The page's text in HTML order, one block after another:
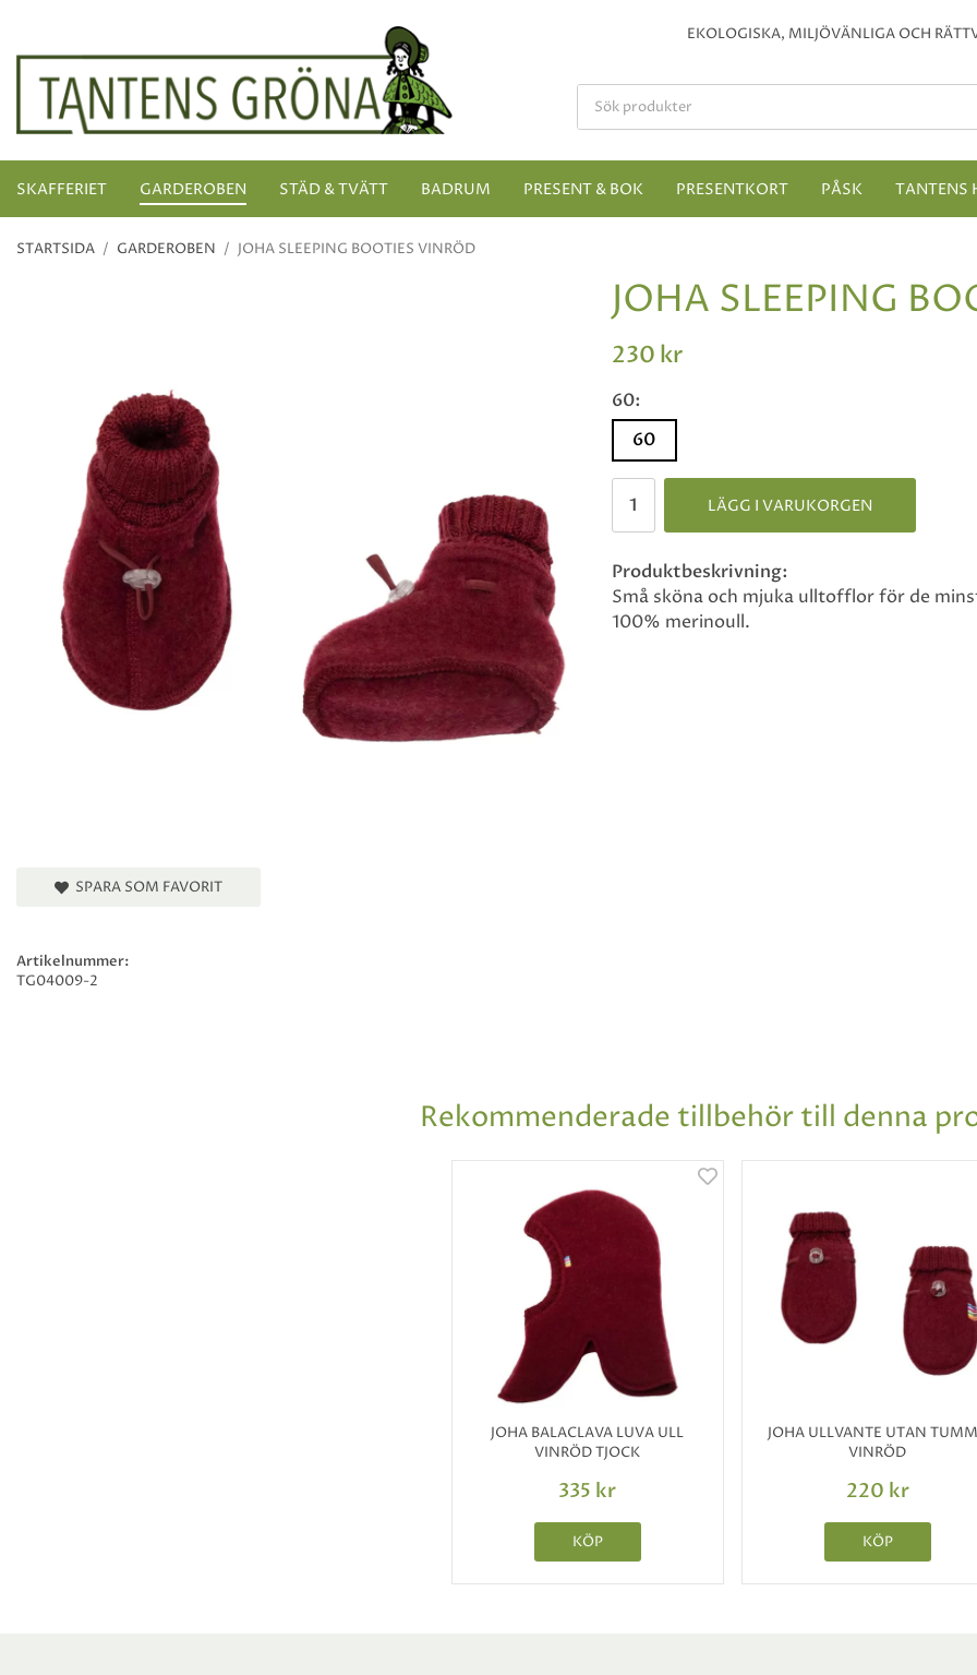
EKOLOGISKA, MILJÖVÄNLIGA OCH
SKAFFERIET GARDEROBEN STÄD & TVÄTT BADRUM PRESENT & BOK PRESENTKORT PÅSK TANTENS
STARTSIDA / GARDEROBEN / JOHA SLEEPING BOOTIES VINRÖD
JOHA SLEEPING
230 kr
60:
60
LÄGG I VARUKORGEN
Produktbeskrivning:
Små sköna och mjuka ulltofflor för de
100% merinoull.
SPARA SOM FAVORIT
Artikelnummer:
TG04009-2
Rekommenderade tillbehör till denna
JOHA BALACLAVA LUVA ULL
VINRÖD TJOCK
335 kr
KÖP
JOHA ULLVANTE UTAN
VINRÖD
220 kr
KÖP